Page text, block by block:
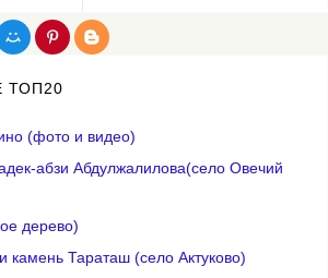
ТОП20
(фото и видео)
абзи Абдулжалилова(село Овечий
дерево)
камень Тараташ (село Актуково)